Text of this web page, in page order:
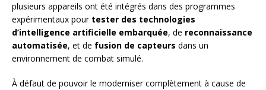
plusieurs appareils ont été intégrés dans des programmes
expérimentaux pour tester des technologies
d’intelligence artificielle embarquée, de reconnaissance
automatisée, et de fusion de capteurs dans un
environnement de combat simulé.
À défaut de pouvoir le moderniser complètement à cause de